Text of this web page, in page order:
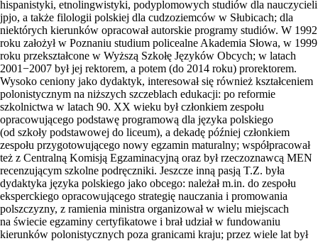
hispanistyki, etnolingwistyki, podyplomowych studiów dla nauczycieli
jpjo, a także filologii polskiej dla cudzoziemców w Słubicach; dla
niektórych kierunków opracował autorskie programy studiów. W 1992
roku założył w Poznaniu studium policealne Akademia Słowa, w 1999
roku przekształcone w Wyższą Szkołę Języków Obcych; w latach
2001−2007 był jej rektorem, a potem (do 2014 roku) prorektorem.
Wysoko ceniony jako dydaktyk, interesował się również kształceniem
polonistycznym na niższych szczeblach edukacji: po reformie
szkolnictwa w latach 90. XX wieku był członkiem zespołu
opracowującego podstawę programową dla języka polskiego
(od szkoły podstawowej do liceum), a dekadę później członkiem
zespołu przygotowującego nowy egzamin maturalny; współpracował
też z Centralną Komisją Egzaminacyjną oraz był rzeczoznawcą MEN
recenzującym szkolne podręczniki. Jeszcze inną pasją T.Z. była
dydaktyka języka polskiego jako obcego: należał m.in. do zespołu
eksperckiego opracowującego strategię nauczania i promowania
polszczyzny, z ramienia ministra organizował w wielu miejscach
na świecie egzaminy certyfikatowe i brał udział w fundowaniu
kierunków polonistycznych poza granicami kraju; przez wiele lat był